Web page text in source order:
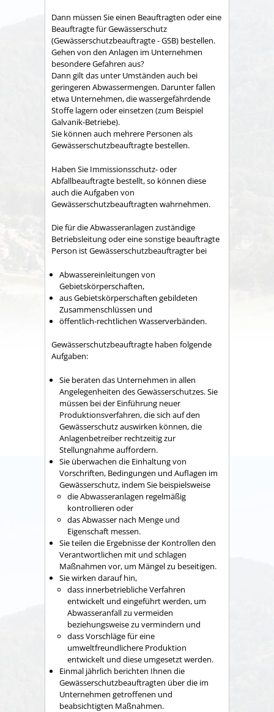
Dann müssen Sie einen Beauftragten oder eine
Beauftragte für Gewässerschutz
(Gewässerschutzbeauftragte - GSB) bestellen.
Gehen von den Anlagen im Unternehmen
besondere Gefahren aus?
Dann gilt das unter Umständen auch bei
geringeren Abwassermengen. Darunter fallen
etwa Unternehmen, die wassergefährdende
Stoffe lagern oder einsetzen (zum Beispiel
Galvanik-Betriebe).
Sie können auch mehrere Personen als
Gewässerschutzbeauftragte bestellen.
Haben Sie Immissionsschutz- oder
Abfallbeauftragte bestellt, so können diese
auch die Aufgaben von
Gewässerschutzbeauftragten wahrnehmen.
Die für die Abwasseranlagen zuständige
Betriebsleitung oder eine sonstige beauftragte
Person ist Gewässerschutzbeauftragter bei
Abwassereinleitungen von
Gebietskörperschaften,
aus Gebietskörperschaften gebildeten
Zusammenschlüssen und
öffentlich-rechtlichen Wasserverbänden.
Gewässerschutzbeauftragte haben folgende
Aufgaben:
Sie beraten das Unternehmen in allen
Angelegenheiten des Gewässerschutzes. Sie
müssen bei der Einführung neuer
Produktionsverfahren, die sich auf den
Gewässerschutz auswirken können, die
Anlagenbetreiber rechtzeitig zur
Stellungnahme auffordern.
Sie überwachen die Einhaltung von
Vorschriften, Bedingungen und Auflagen im
Gewässerschutz, indem Sie beispielsweise
die Abwasseranlagen regelmäßig
kontrollieren oder
das Abwasser nach Menge und
Eigenschaft messen.
Sie teilen die Ergebnisse der Kontrollen den
Verantwortlichen mit und schlagen
Maßnahmen vor, um Mängel zu beseitigen.
Sie wirken darauf hin,
dass innerbetriebliche Verfahren
entwickelt und eingeführt werden, um
Abwasseranfall zu vermeiden
beziehungsweise zu vermindern und
dass Vorschläge für eine
umweltfreundlichere Produktion
entwickelt und diese umgesetzt werden.
Einmal jährlich berichten Ihnen die
Gewässerschutzbeauftragten über die im
Unternehmen getroffenen und
beabsichtigten Maßnahmen.